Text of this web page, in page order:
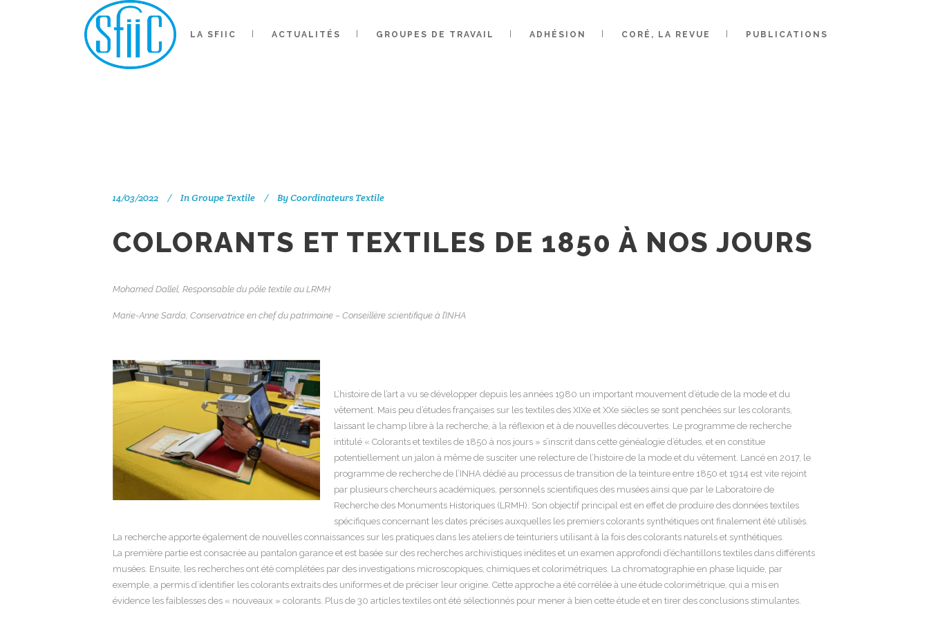
LA SFIIC ACTUALITÉS GROUPES DE TRAVAIL ADHÉSION CORÉ, LA REVUE PUBLICATIONS
14/03/2022 InGroupe Textile ByCoordinateurs Textile
COLORANTS ET TEXTILES DE 1850 À NOS JOURS
Mohamed Dallel, Responsable du pôle textile au LRMH
Marie-Anne Sarda, Conservatrice en chef du patrimoine – Conseillère scientifique à l’INHA
L’histoire de l’art a vu se développer depuis les années 1980 un important mouvement d’étude de la mode et du
vêtement. Mais peu d’études françaises sur les textiles des XIXe et XXe siècles se sont penchées sur les colorants,
laissant le champ libre à la recherche, à la réflexion et à de nouvelles découvertes. Le programme de recherche
intitulé « Colorants et textiles de 1850 à nos jours » s’inscrit dans cette généalogie d’études, et en constitue
potentiellement un jalon à même de susciter une relecture de l’histoire de la mode et du vêtement. Lancé en 2017, le
programme de recherche de l’INHA dédié au processus de transition de la teinture entre 1850 et 1914 est vite rejoint
par plusieurs chercheurs académiques, personnels scientifiques des musées ainsi que par le Laboratoire de
Recherche des Monuments Historiques (LRMH). Son objectif principal est en effet de produire des données textiles
spécifiques concernant les dates précises auxquelles les premiers colorants synthétiques ont finalement été utilisés.
La recherche apporte également de nouvelles connaissances sur les pratiques dans les ateliers de teinturiers utilisant à la fois des colorants naturels et synthétiques.
La première partie est consacrée au pantalon garance et est basée sur des recherches archivistiques inédites et un examen approfondi d’échantillons textiles dans différents
musées. Ensuite, les recherches ont été complétées par des investigations microscopiques, chimiques et colorimétriques. La chromatographie en phase liquide, par
exemple, a permis d’identifier les colorants extraits des uniformes et de préciser leur origine. Cette approche a été corrélée à une étude colorimétrique, qui a mis en
évidence les faiblesses des « nouveaux » colorants. Plus de 30 articles textiles ont été sélectionnés pour mener à bien cette étude et en tirer des conclusions stimulantes.